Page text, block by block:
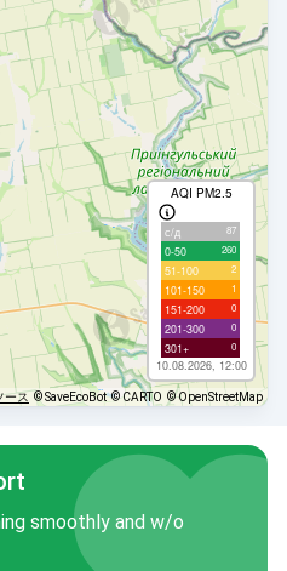
AQI PM2.5
с/д 87
0-50 260
51-100 2
101-150 1
151-200 0
201-300 0
301+ 0
10.08.2026, 12:00
ース © SaveEcoBot © CARTO © OpenStreetMap
smoothly and w/o